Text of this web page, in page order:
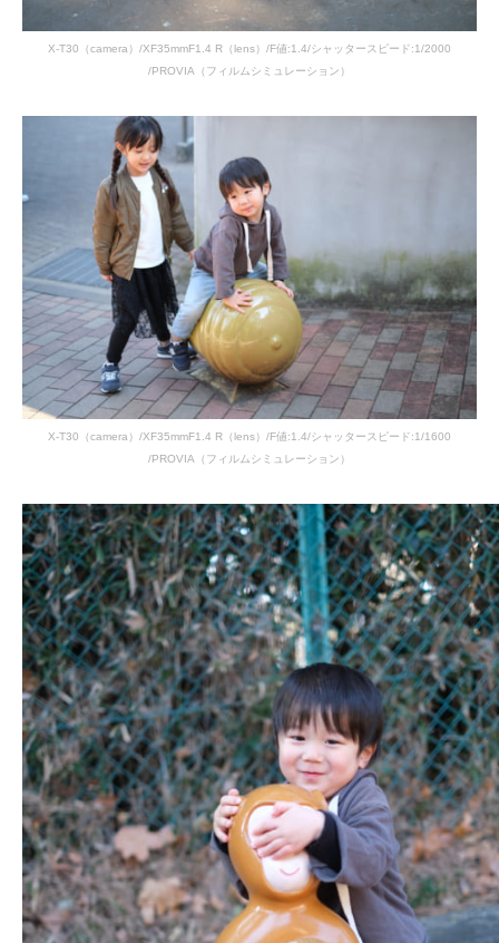
X-T30（camera）/XF35mmF1.4 R（lens）/F値:1.4/シャッタースピード:1/2000
/PROVIA（フィルムシミュレーション）
X-T30（camera）/XF35mmF1.4 R（lens）/F値:1.4/シャッタースピード:1/1600
/PROVIA（フィルムシミュレーション）